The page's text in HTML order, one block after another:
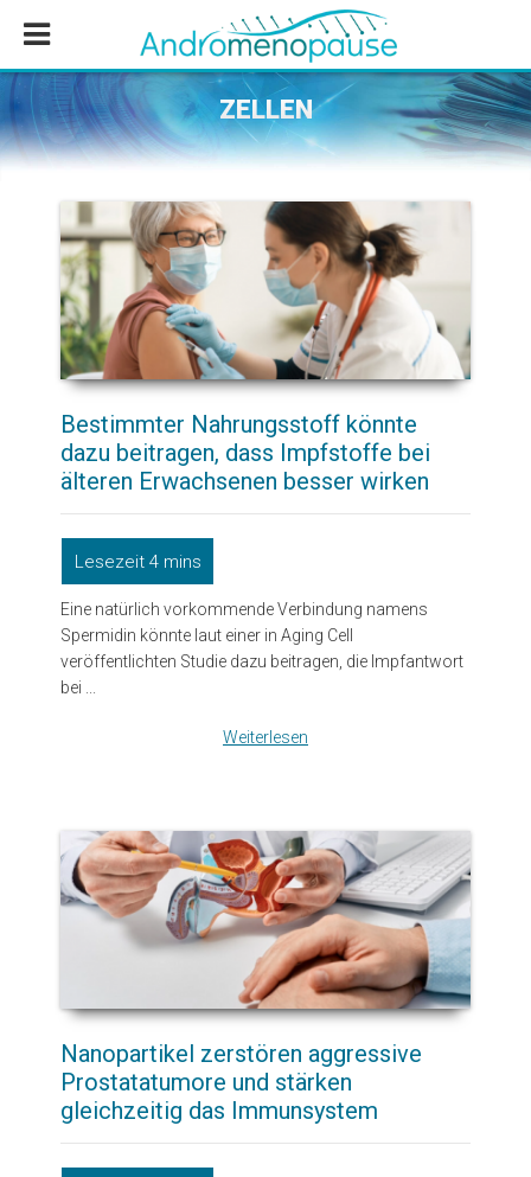
Inhalt
springen
Seitenspalte
springen
Fußzeile
springen
ZELLEN
Bestimmter Nahrungsstoff könnte
dazu beitragen, dass Impfstoffe bei
älteren Erwachsenen besser wirken
Eine natürlich vorkommende Verbindung namens
Spermidin könnte laut einer in Aging Cell
veröffentlichten Studie dazu beitragen, die Impfantwort
bei ...
Weiterlesen
Nanopartikel zerstören aggressive
Prostatatumore und stärken
gleichzeitig das Immunsystem